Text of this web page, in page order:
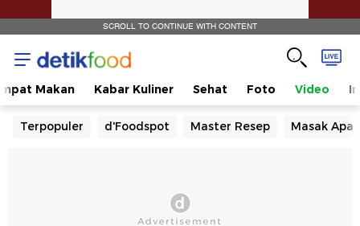
SCROLL TO CONTINUE WITH CONTENT
Makan Kabar Kuliner Sehat Foto Video
Terpopuler d'Foodspot Master Resep Masak Apa